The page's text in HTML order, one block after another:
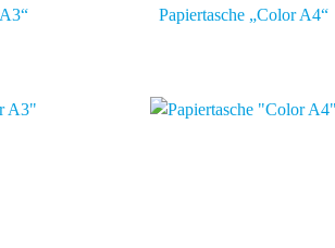
Papiertasche „Color A4“